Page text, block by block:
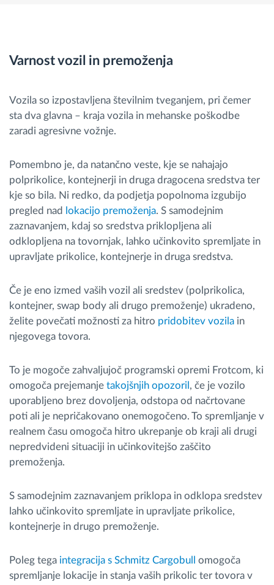
Varnost vozil in premoženja
Vozila so izpostavljena številnim tveganjem, pri čemer
sta dva glavna – kraja vozila in mehanske poškodbe
zaradi agresivne vožnje.
Pomembno je, da natančno veste, kje se nahajajo
polprikolice, kontejnerji in druga dragocena sredstva ter
kje so bila. Ni redko, da podjetja popolnoma izgubijo
pregled nad
lokacijo premoženja. S samodejnim
zaznavanjem, kdaj so sredstva priklopljena ali
odklopljena na tovornjak, lahko učinkovito spremljate in
upravljate prikolice, kontejnerje in druga sredstva.
Če je eno izmed vaših vozil ali sredstev (polprikolica,
kontejner, swap body ali drugo premoženje) ukradeno,
želite povečati možnosti za hitro pridobitev vozila in
njegovega tovora.
To je mogoče zahvaljujoč programski opremi Frotcom, ki
omogoča prejemanje takojšnjih opozoril , če je vozilo
uporabljeno brez dovoljenja, odstopa od načrtovane
poti ali je nepričakovano onemogočeno. To spremljanje v
realnem času omogoča hitro ukrepanje ob kraji ali drugi
nepredvideni situaciji in učinkovitejšo zaščito
premoženja.
S samodejnim zaznavanjem priklopa in odklopa sredstev
lahko učinkovito spremljate in upravljate prikolice,
kontejnerje in drugo premoženje.
Poleg tega integracija s Schmitz Cargobull
omogoča
spremljanje lokacije in stanja vaših prikolic ter tovora v